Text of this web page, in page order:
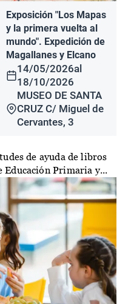
Exposición "Los Mapas
y la primera vuelta al
mundo". Expedición de
Magallanes y Elcano
14/05/2026al
18/10/2026
MUSEO DE SANTA
CRUZ C/ Miguel de
Cervantes, 3
de ayuda de libros
Educación Primaria y...